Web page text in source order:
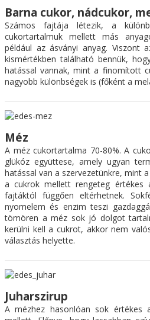
Barna cukor, nádcukor,
Számos fajtája létezik, a
cukortartalmuk mellett más
például az ásványi anyag. Viszont
kismértékben található bennük,
hatással vannak, mint a finomított
nagyobb különbségek is (főként a
Méz
A méz cukortartalma 70-80%. A
glükóz együttese, amely ugyan
hatással van a szervezetünkre, mint
a cukrok mellett rengeteg értékes
fajtáktól függően eltérhetnek.
nyomelem és enzim teszi
tömören a méz sok jó dolgot
kerülni kell a cukrot, akkor nem
választás helyette.
Juharszirup
A mézhez hasonlóan sok értékes